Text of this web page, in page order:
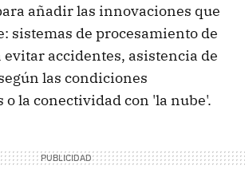
añadir las innovaciones que
sistemas de procesamiento de
evitar accidentes, asistencia de
las condiciones
o la conectividad con 'la nube'.